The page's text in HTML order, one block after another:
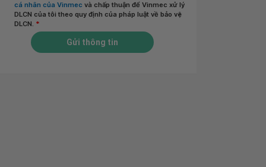
cá nhân của Vinmec và chấp thuận để Vinmec xử lý
DLCN của tôi theo quy định của pháp luật về bảo vệ
DLCN. *
Gửi thông tin